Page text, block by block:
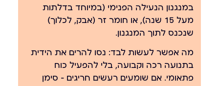
במנגנון הנעילה הפנימי (במיוחד בדלתות
מעל 15 שנה), או חומר זר (אבק, לכלוך)
שנכנס לתוך המנגנון.
מה אפשר לעשות לבד: נסו להרים את הידית
בתנועה רכה וקבועה, בלי להפעיל כוח
פתאומי. אם שומעים רעשים חריגים — סימן